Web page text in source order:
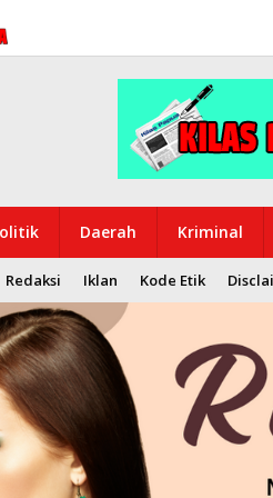
Daerah Kriminal
Redaksi Iklan Kode Etik